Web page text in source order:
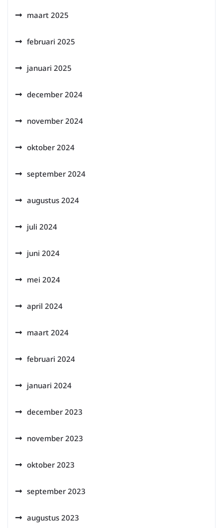
maart 2025
februari 2025
januari 2025
december 2024
november 2024
oktober 2024
september 2024
augustus 2024
juli 2024
juni 2024
mei 2024
april 2024
maart 2024
februari 2024
januari 2024
december 2023
november 2023
oktober 2023
september 2023
augustus 2023